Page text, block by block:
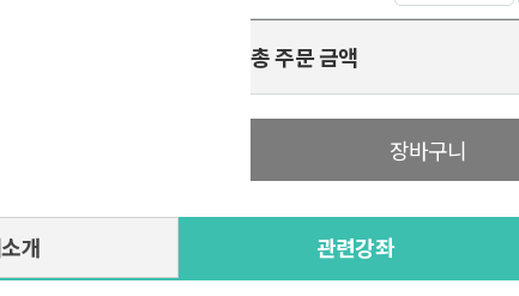
총 주문 금액
장바구니
개 관련강좌